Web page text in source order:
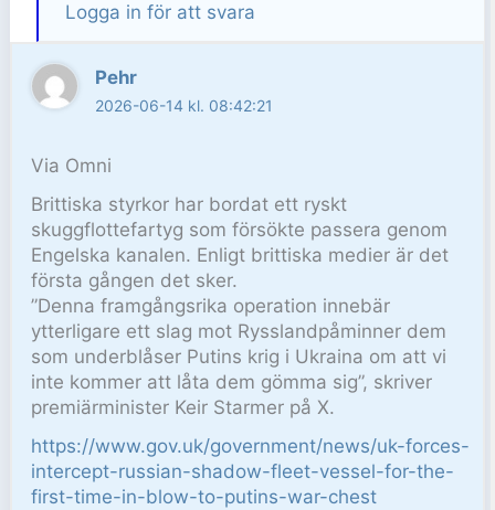
Logga in för att svara
Pehr
2026-06-14 kl. 08:42:21
Via Omni
Brittiska styrkor har bordat ett ryskt
skuggflottefartyg som försökte passera genom
Engelska kanalen. Enligt brittiska medier är det
första gången det sker.
”Denna framgångsrika operation innebär
ytterligare ett slag mot Rysslandpåminner dem
som underblåser Putins krig i Ukraina om att vi
inte kommer att låta dem gömma sig”, skriver
premiärminister Keir Starmer på X.
https://www.gov.uk/government/news/uk-forces-
intercept-russian-shadow-fleet-vessel-for-the-
first-time-in-blow-to-putins-war-chest